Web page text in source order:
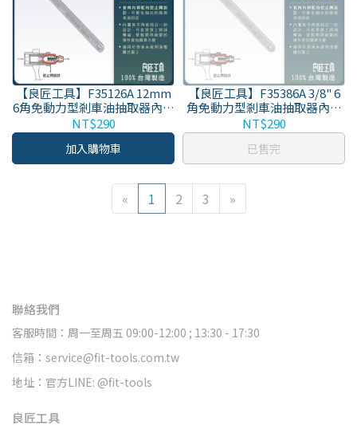
【良匠工具】F35126A 12mm
6角免動力型剎車油抽取器內附
逆止閥 純扳手 台灣生產 原廠有
保固
NT$290
加入購物車
【良匠工具】F35386A 3/8" 6
角免動力型剎車油抽取器內附
逆止閥 純扳手 台灣生產 原廠有
保固
NT$290
已售完
« 1 2 3 »
聯絡我們
客服時間：周一至周五 09:00-12:00 ; 13:30 - 17:30
信箱：service@fit-tools.com.tw
地址：官方LINE: @fit-tools
良匠工具